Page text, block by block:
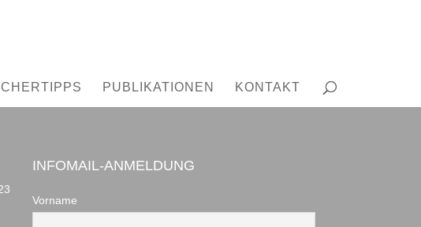
PUBLIKATIONEN KONTAKT
INFOMAIL-ANMELDUNG
Vorname